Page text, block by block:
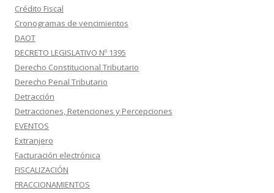
Crédito Fiscal
Cronogramas de vencimientos
DAOT
DECRETO LEGISLATIVO Nº 1395
Derecho Constitucional Tributario
Derecho Penal Tributario
Detracción
Detracciones, Retenciones y Percepciones
EVENTOS
Extranjero
Facturación electrónica
FISCALIZACIÓN
FRACCIONAMIENTOS